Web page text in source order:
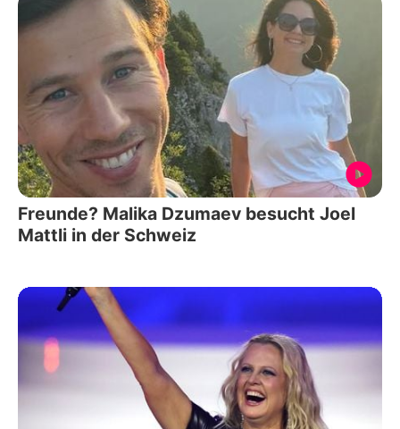
Freunde? Malika Dzumaev besucht Joel
Mattli in der Schweiz